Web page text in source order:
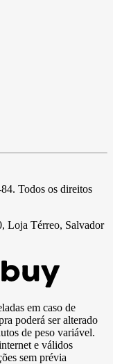
. Todos os direitos
Loja Térreo, Salvador
em caso de
poderá ser alterado
de peso variável.
e válidos
sem prévia